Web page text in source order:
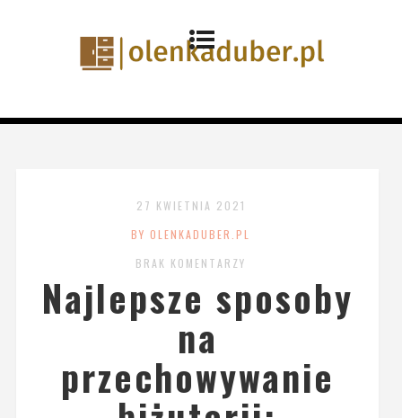
27 KWIETNIA 2021
BY OLENKADUBER.PL
BRAK KOMENTARZY
Najlepsze sposoby
na
przechowywanie